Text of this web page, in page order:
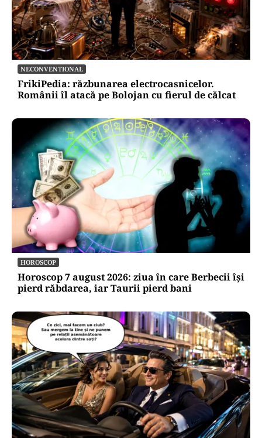
NECONVENTIONAL
FrikiPedia: răzbunarea electrocasnicelor.
Românii îl atacă pe Bolojan cu fierul de călcat
HOROSCOP
Horoscop 7 august 2026: ziua în care Berbecii își
pierd răbdarea, iar Taurii pierd bani